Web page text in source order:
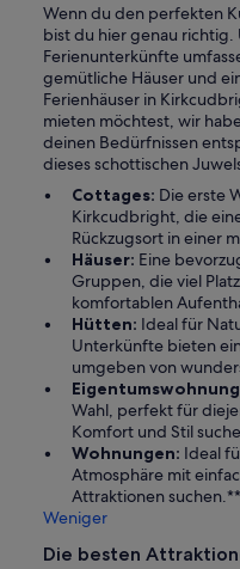
Wenn du den perfekten
bist du hier genau
Ferienunterkünfte
gemütliche Häuser und
Ferienhäuser in
mieten möchtest, wir
deinen Bedürfnissen
dieses schottischen
Cottages: Die erste
Kirkcudbright, die
Rückzugsort in einer
Häuser: Eine
Gruppen, die viel
komfortablen
Hütten: Ideal für
Unterkünfte bieten
umgeben von
Wahl, perfekt für
Komfort und Stil
Wohnungen: Ideal
Atmosphäre mit
Attraktionen suchen.**
Weniger
Die besten